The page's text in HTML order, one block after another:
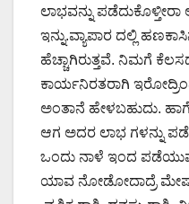
ಲಾಭವನ್ನು
ಇನ್ನು.ವ್ಯಾಪಾರ ದಲ್ಲಿ
ಹೆಚ್ಚಾಗಿರುತ್ತವೆ. ನಿಮಗೆ
ಕಾರ್ಯನಿರತರಾಗಿ
ಅಂತಾನೆ ಹೇಳಬಹುದು. ಹಾಗೆ
ಆಗ ಅದರ ಲಾಭ ಗಳನ್ನು
ಒಂದು ನಾಳೆ ಇಂದ
ಯಾವ ನೋಡೋದಾದ್ರೆ ಮೇಷ